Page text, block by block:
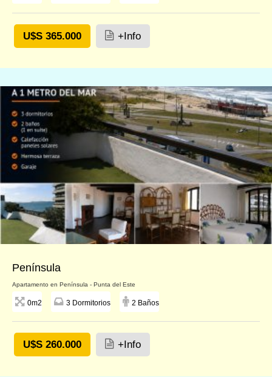
U$S 365.000 +Info
Península
Apartamento en Península - Punta del Este
0m2 3 Dormitorios 2 Baños
U$S 260.000 +Info